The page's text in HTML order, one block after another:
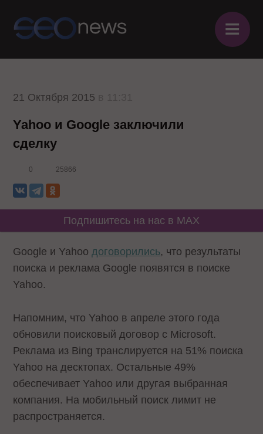
≡
21 Октября 2015
Yahoo и Google заключили
сделку
0 25866
Подпишитесь на нас в MAX
Google и Yahooдоговорились, что результаты
поиска и реклама Google появятся в поиске
Yahoo.
Напомним, что Yahoo в апреле этого года
обновили поисковый договор с Microsoft.
Реклама из Bing транслируется на 51% поиска
Yahoo на десктопах. Остальные 49%
обеспечивает Yahoo или другая выбранная
компания. На мобильный поиск лимит не
распространяется.